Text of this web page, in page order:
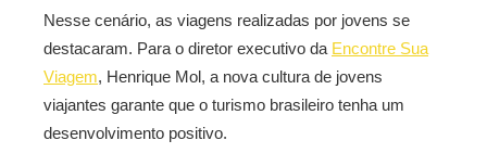
Nesse cenário, as viagens realizadas por jovens se
destacaram. Para o diretor executivo da Encontre Sua
Viagem, Henrique Mol, a nova cultura de jovens
viajantes garante que o turismo brasileiro tenha um
desenvolvimento positivo.